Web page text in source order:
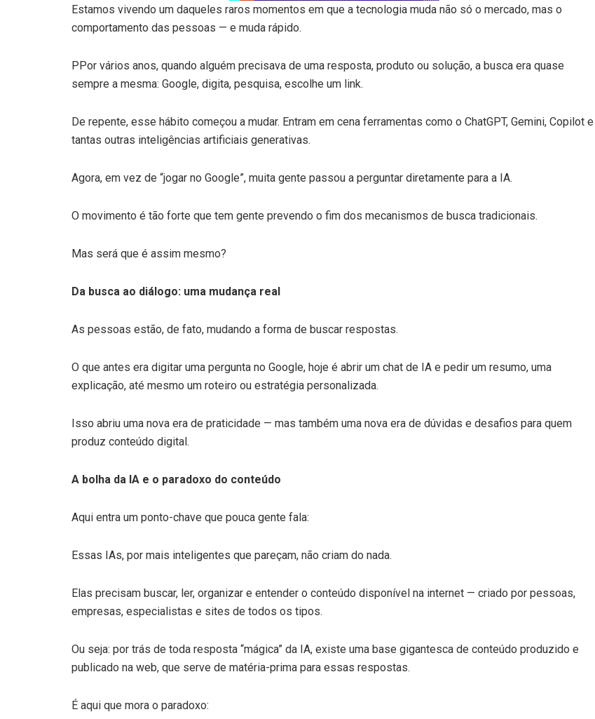
Estamos vivendo um daqueles raros momentos em que a tecnologia muda não só o mercado, mas o
comportamento das pessoas — e muda rápido.
PPor vários anos, quando alguém precisava de uma resposta, produto ou solução, a busca era quase
sempre a mesma: Google, digita, pesquisa, escolhe um link.
De repente, esse hábito começou a mudar. Entram em cena ferramentas como o ChatGPT, Gemini, Copilot e
tantas outras inteligências artificiais generativas.
Agora, em vez de “jogar no Google”, muita gente passou a perguntar diretamente para a IA.
O movimento é tão forte que tem gente prevendo o fim dos mecanismos de busca tradicionais.
Mas será que é assim mesmo?
Da busca ao diálogo: uma mudança real
As pessoas estão, de fato, mudando a forma de buscar respostas.
O que antes era digitar uma pergunta no Google, hoje é abrir um chat de IA e pedir um resumo, uma
explicação, até mesmo um roteiro ou estratégia personalizada.
Isso abriu uma nova era de praticidade — mas também uma nova era de dúvidas e desafios para quem
produz conteúdo digital.
A bolha da IA e o paradoxo do conteúdo
Aqui entra um ponto-chave que pouca gente fala:
Essas IAs, por mais inteligentes que pareçam, não criam do nada.
Elas precisam buscar, ler, organizar e entender o conteúdo disponível na internet — criado por pessoas,
empresas, especialistas e sites de todos os tipos.
Ou seja: por trás de toda resposta “mágica” da IA, existe uma base gigantesca de conteúdo produzido e
publicado na web, que serve de matéria-prima para essas respostas.
É aqui que mora o paradoxo: